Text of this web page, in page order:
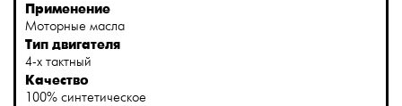
Применение
Моторные масла
Тип двигателя
4-х тактный
Качество
100% синтетическое